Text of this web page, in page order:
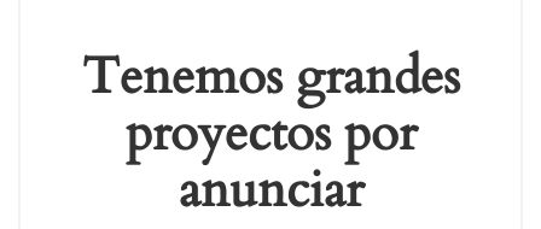
Tenemos grandes
proyectos por
anunciar